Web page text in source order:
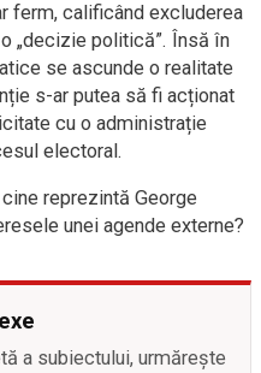
ferm, calificând excluderea
„decizie politică”. Însă în
se ascunde o realitate
s-ar putea să fi acționat
cu o administrație
electoral.
reprezintă George
unei agende externe?
a subiectului, urmărește